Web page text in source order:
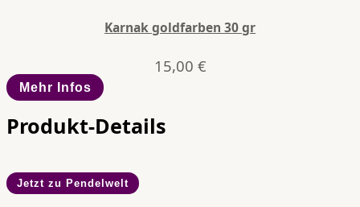
Karnak goldfarben 30 gr
15,00 €
Mehr Infos
Produkt-Details
Jetzt zu Pendelwelt